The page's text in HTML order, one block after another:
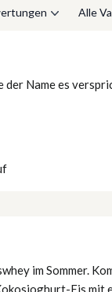
Alle
der Name es
im Sommer.
Eis mit